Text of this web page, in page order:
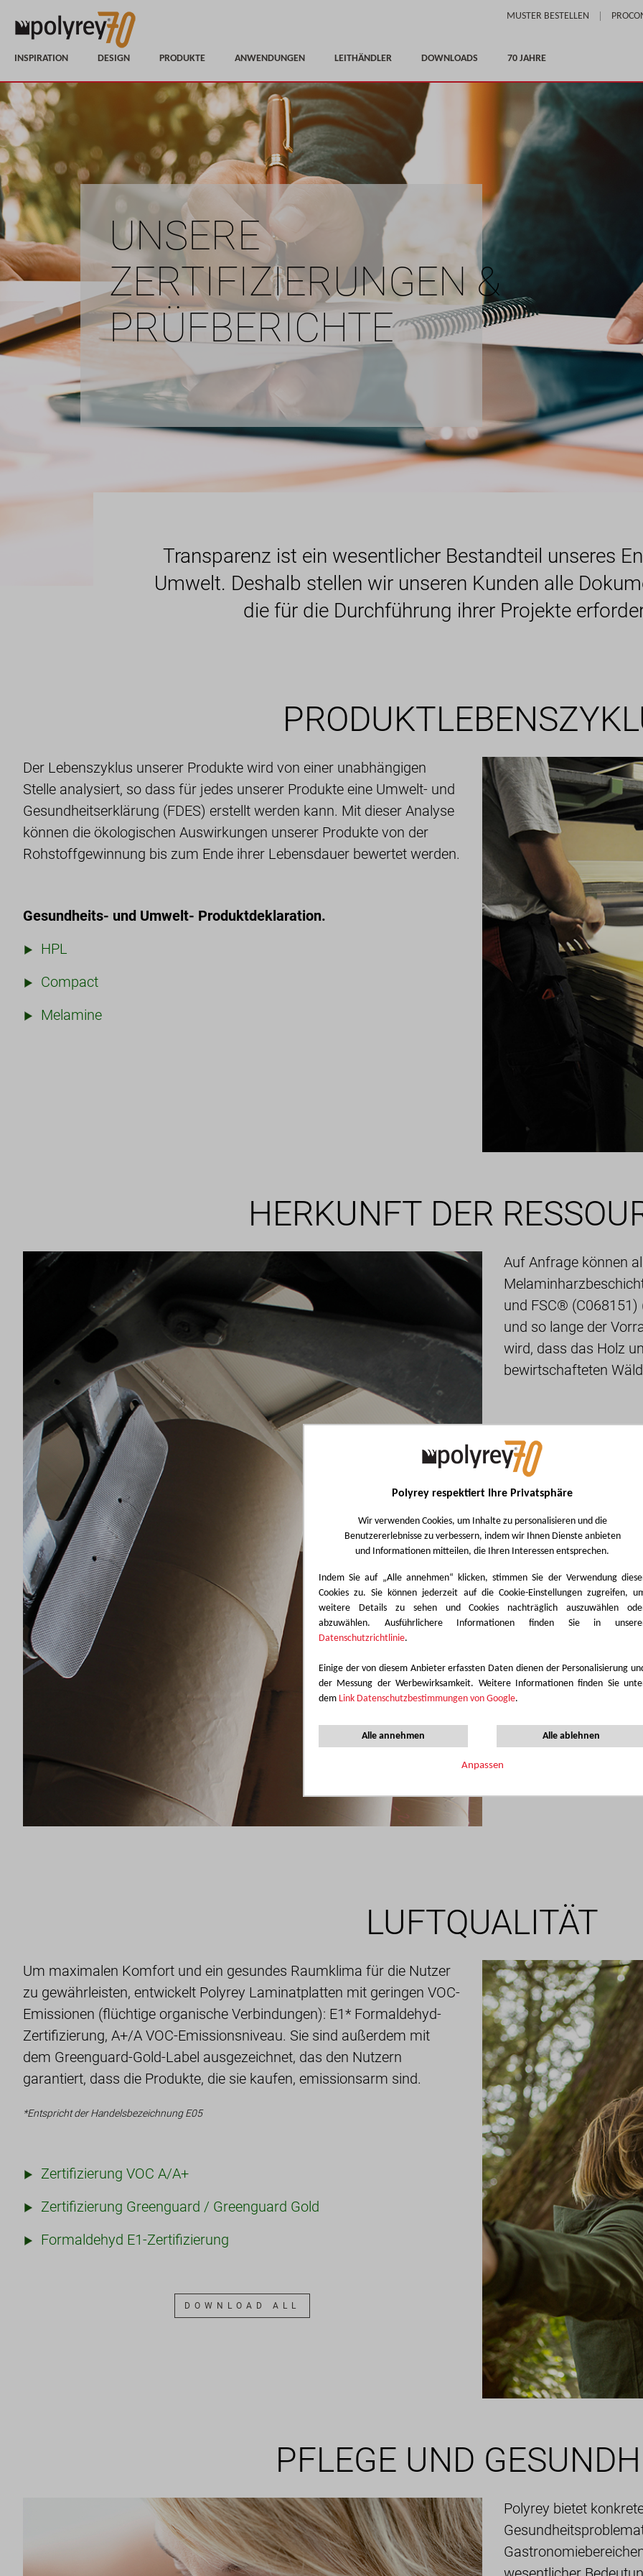
Polyrey respektiert Ihre Privatsphäre
Wir verwenden Cookies, um Inhalte zu personalisieren und die
Benutzererlebnisse zu verbessern, indem wir Ihnen Dienste anbieten
und Informationen mitteilen, die Ihren Interessen entsprechen.
Indem Sie auf „Alle annehmen“ klicken, stimmen Sie der Verwendung
Cookies zu. Sie können jederzeit auf die Cookie-Einstellungen zugreifen,
weitere Details zu sehen und Cookies nachträglich auszuwählen
abzuwählen. Ausführlichere Informationen finden Sie in
Datenschutzrichtlinie.
Einige der von diesem Anbieter erfassten Daten dienen der Personalisierung
der Messung der Werbewirksamkeit. Weitere Informationen finden Sie
dem Link Datenschutzbestimmungen von Google.
Alle annehmen Alle ablehnen
Anpassen
SkipMUSTER BESTELLEN
INSPIRATION DESIGN PRODUKTE ANWENDUNGEN LEITHÄNDLER DOWNLOADS 70 JAHRE
UNSERE
ZERTIFIZIERUNGEN &
PRÜFBERICHTE
Transparenz ist ein wesentlicher Bestandteil unseres
Umwelt. Deshalb stellen wir unseren Kunden alle
die für die Durchführung ihrer Projekte
Der Lebenszyklus unserer Produkte wird von einer unabhängigen
Stelle analysiert, so dass für jedes unserer Produkte eine Umwelt- und
Gesundheitserklärung (FDES) erstellt werden kann. Mit dieser Analyse
können die ökologischen Auswirkungen unserer Produkte von der
Rohstoffgewinnung bis zum Ende ihrer Lebensdauer bewertet werden.
Gesundheits- und Umwelt- Produktdeklaration.
HPL
Compact
Melamine
HERKUNFT DER
Auf Anfrage können
und FSC®
und so lange der
wird, dass das Holz
bewirtschafteten
verantwortungsvolle
Beschränkung der
um sicherzustellen,
Gesundheit der
PEFC-Zertifikat
FSC-Zertifikat
ROHS
Umwelt-
LUFTQUALITÄT
Um maximalen Komfort und ein gesundes Raumklima für die Nutzer
zu gewährleisten, entwickelt Polyrey Laminatplatten mit geringen VOC-
Emissionen (flüchtige organische Verbindungen): E1* Formaldehyd-
Zertifizierung, A+/A VOC-Emissionsniveau. Sie sind außerdem mit
dem Greenguard-Gold-Label ausgezeichnet, das den Nutzern
garantiert, dass die Produkte, die sie kaufen, emissionsarm sind.
*Entspricht der Handelsbezeichnung E05
Zertifizierung VOC A/A+
Zertifizierung Greenguard / Greenguard Gold
Formaldehyd E1-Zertifizierung
DOWNLOAD ALL
PFLEGE UND
Polyrey bietet